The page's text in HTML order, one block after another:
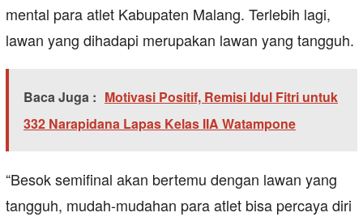
mental para atlet Kabupaten Malang. Terlebih lagi,
lawan yang dihadapi merupakan lawan yang tangguh.
Baca Juga : Motivasi Positif, Remisi Idul Fitri untuk
332 Narapidana Lapas Kelas IIA Watampone
“Besok semifinal akan bertemu dengan lawan yang
tangguh, mudah-mudahan para atlet bisa percaya diri